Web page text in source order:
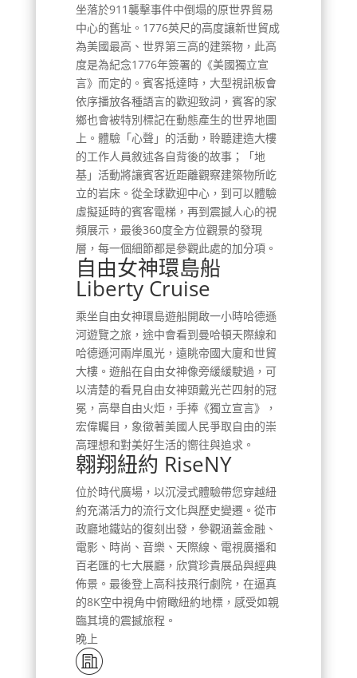
坐落於911襲擊事件中倒塌的原世界貿易
中心的舊址。1776英尺的高度讓新世貿成
為美國最高、世界第三高的建築物，此高
度是為紀念1776年簽署的《美國獨立宣
言》而定的。賓客抵達時，大型視訊板會
依序播放各種語言的歡迎致詞，賓客的家
鄉也會被特別標記在動態產生的世界地圖
上。體驗「心聲」的活動，聆聽建造大樓
的工作人員敘述各自背後的故事；「地
基」活動將讓賓客近距離觀察建築物所屹
立的岩床。從全球歡迎中心，到可以體驗
虛擬延時的賓客電梯，再到震撼人心的視
頻展示，最後360度全方位觀景的發現
層，每一個細節都是參觀此處的加分項。
自由女神環島船
Liberty Cruise
乘坐自由女神環島遊船開啟一小時哈德遜
河遊覽之旅，途中會看到曼哈頓天際線和
哈德遜河兩岸風光，遠眺帝國大廈和世貿
大樓。遊船在自由女神像旁緩緩駛過，可
以清楚的看見自由女神頭戴光芒四射的冠
冕，高舉自由火炬，手捧《獨立宣言》，
宏偉矚目，象徵著美國人民爭取自由的崇
高理想和對美好生活的嚮往與追求。
翱翔紐約 RiseNY
位於時代廣場，以沉浸式體驗帶您穿越紐
約充滿活力的流行文化與歷史變遷。從市
政廳地鐵站的復刻出發，參觀涵蓋金融、
電影、時尚、音樂、天際線、電視廣播和
百老匯的七大展廳，欣賞珍貴展品與經典
佈景。最後登上高科技飛行劇院，在逼真
的8K空中視角中俯瞰紐約地標，感受如親
臨其境的震撼旅程。
晚上